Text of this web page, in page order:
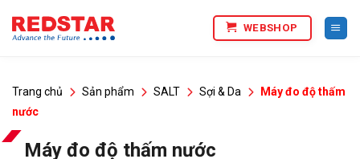
qua
WEBSHOP
Trang chủ Sản phẩm SALT Sợi & Da
Máy đo độ thấm
nước
Máy đo độ thấm nước